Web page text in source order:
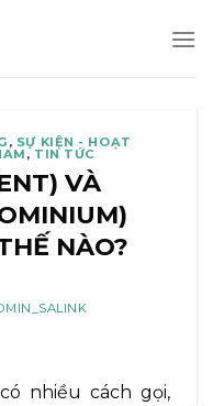
, SỰ KIỆN - HOẠT
, TIN TỨC
VÀ
NÀO?
nhiều cách gọi,